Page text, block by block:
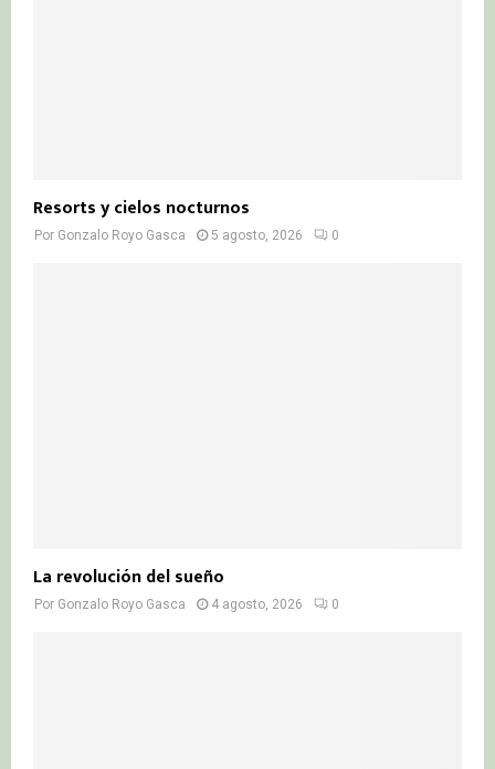
Resorts y cielos nocturnos
Por Gonzalo Royo Gasca 5 agosto, 2026 0
La revolución del sueño
Por Gonzalo Royo Gasca 4 agosto, 2026 0